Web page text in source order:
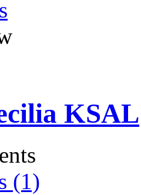
KSAL
(1)